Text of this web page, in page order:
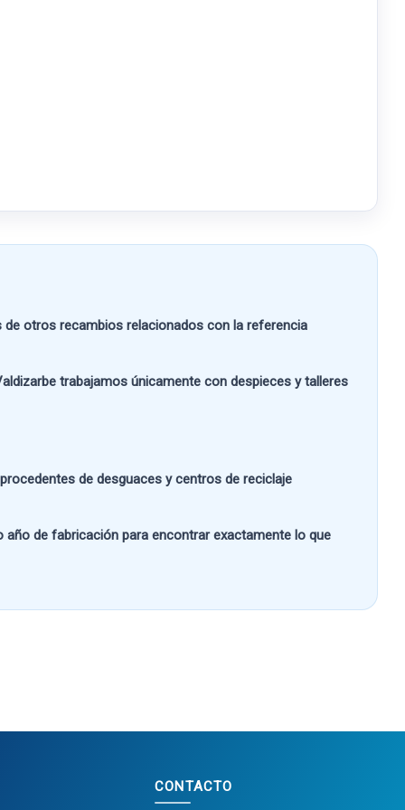
otros recambios relacionados con la referencia
trabajamos únicamente con despieces y talleres
de desguaces y centros de reciclaje
año de fabricación para encontrar exactamente lo que
CONTACTO